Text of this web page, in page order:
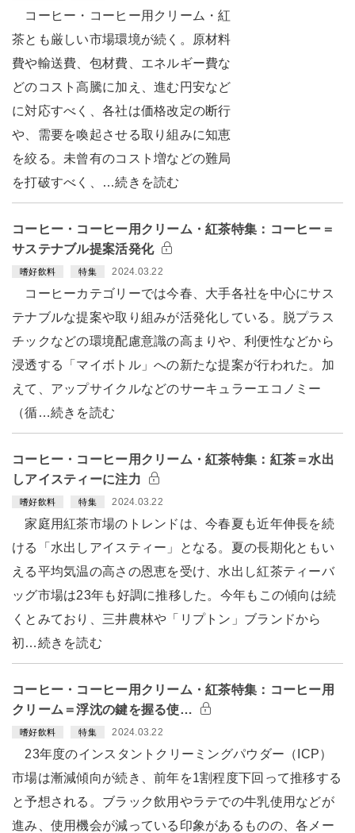
コーヒー・コーヒー用クリーム・紅
茶とも厳しい市場環境が続く。原材料
費や輸送費、包材費、エネルギー費な
どのコスト高騰に加え、進む円安など
に対応すべく、各社は価格改定の断行
や、需要を喚起させる取り組みに知恵
を絞る。未曾有のコスト増などの難局
を打破すべく、…続きを読む
コーヒー・コーヒー用クリーム・紅茶特集：コーヒー＝
サステナブル提案活発化
嗜好飲料 特集 2024.03.22
コーヒーカテゴリーでは今春、大手各社を中心にサス
テナブルな提案や取り組みが活発化している。脱プラス
チックなどの環境配慮意識の高まりや、利便性などから
浸透する「マイボトル」への新たな提案が行われた。加
えて、アップサイクルなどのサーキュラーエコノミー
（循…続きを読む
コーヒー・コーヒー用クリーム・紅茶特集：紅茶＝水出
しアイスティーに注力
嗜好飲料 特集 2024.03.22
家庭用紅茶市場のトレンドは、今春夏も近年伸長を続
ける「水出しアイスティー」となる。夏の長期化ともい
える平均気温の高さの恩恵を受け、水出し紅茶ティーバ
ッグ市場は23年も好調に推移した。今年もこの傾向は続
くとみており、三井農林や「リプトン」ブランドから
初…続きを読む
コーヒー・コーヒー用クリーム・紅茶特集：コーヒー用
クリーム＝浮沈の鍵を握る使…
嗜好飲料 特集 2024.03.22
23年度のインスタントクリーミングパウダー（ICP）
市場は漸減傾向が続き、前年を1割程度下回って推移する
と予想される。ブラック飲用やラテでの牛乳使用などが
進み、使用機会が減っている印象があるものの、各メー